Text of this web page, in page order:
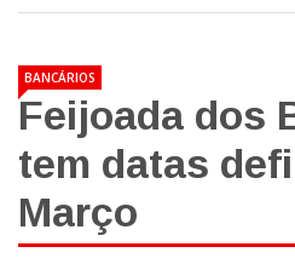
BANCÁRIOS
Feijoada dos
tem datas
Março